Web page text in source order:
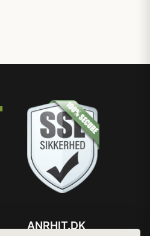
ANRHIT.DK